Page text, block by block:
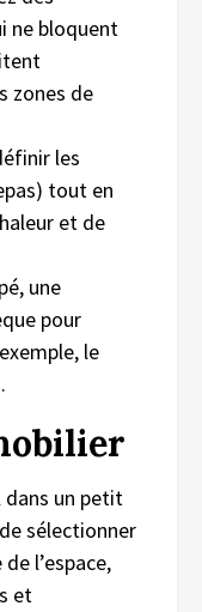
ne bloquent
zones de
les
tout en
et de
une
pour
le
dans un petit
sélectionner
l’espace,
et